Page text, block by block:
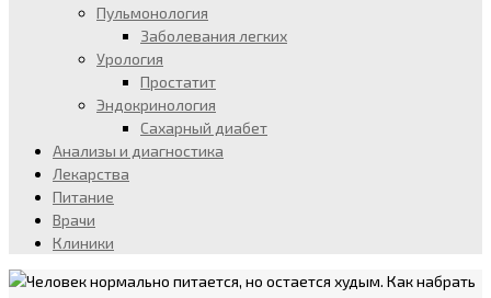
Пульмонология
Заболевания легких
Урология
Простатит
Эндокринология
Сахарный диабет
Анализы и диагностика
Лекарства
Питание
Врачи
Клиники